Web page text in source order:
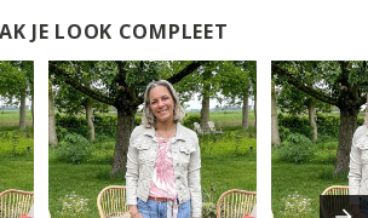
JE LOOK COMPLEET